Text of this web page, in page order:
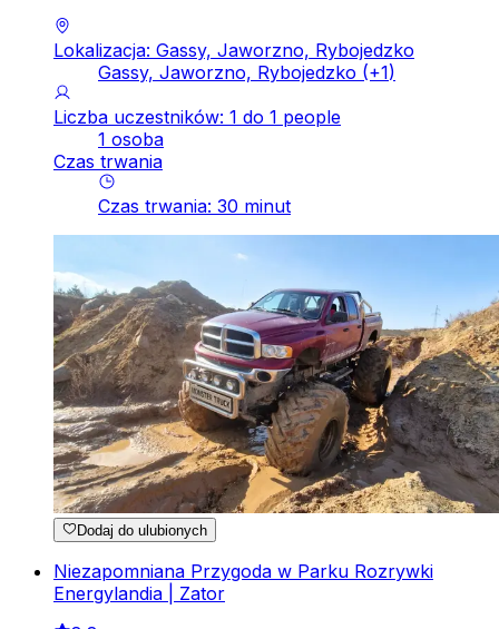
Lokalizacja: Gassy, Jaworzno, Rybojedzko
Gassy, Jaworzno, Rybojedzko (+1)
Liczba uczestników: 1 do 1 people
1 osoba
Czas trwania
Czas trwania: 30 minut
Dodaj do ulubionych
Niezapomniana Przygoda w Parku Rozrywki
Energylandia | Zator